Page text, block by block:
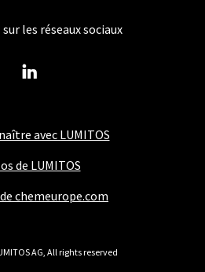
avec LUMITOS
de LUMITOS
chemeurope.com
les réseaux sociaux
AG, All rights reserved